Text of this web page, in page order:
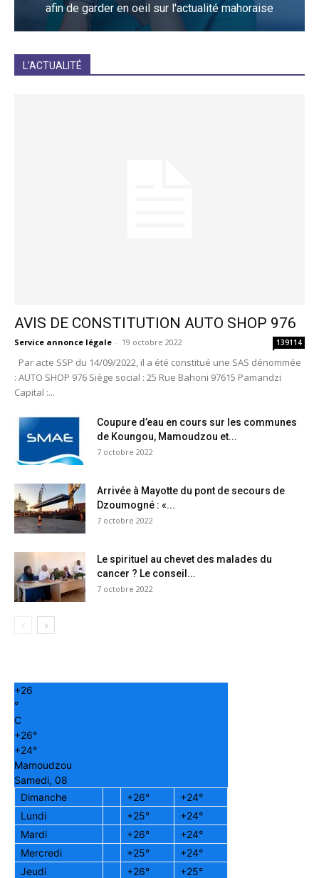
afin de garder en oeil sur l'actualité mahoraise
L'ACTUALITÉ
AVIS DE CONSTITUTION AUTO SHOP 976
Service annonce légale - 19 octobre 2022 139114
Par acte SSP du 14/09/2022, il a été constitué une SAS dénommée
: AUTO SHOP 976 Siège social : 25 Rue Bahoni 97615 Pamandzi
Capital :...
Coupure d’eau en cours sur les communes
de Koungou, Mamoudzou et...
7 octobre 2022
Arrivée à Mayotte du pont de secours de
Dzoumogné : «...
7 octobre 2022
Le spirituel au chevet des malades du
cancer ? Le conseil...
7 octobre 2022
+26
°
C
+26°
+24°
Mamoudzou
Samedi, 08
Dimanche
+26° +24°
Lundi
+25° +24°
Mardi
+26° +24°
Mercredi
+25° +24°
Jeudi
+26° +25°